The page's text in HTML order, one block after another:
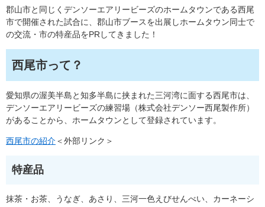
郡山市と同じくデンソーエアリービーズのホームタウンである西尾
市で開催された試合に、郡山市ブースを出展しホームタウン同士で
の交流・市の特産品をPRしてきました！
西尾市って？
愛知県の渥美半島と知多半島に挟まれた三河湾に面する西尾市は、
デンソーエアリービーズの練習場（株式会社デンソー西尾製作所）
があることから、ホームタウンとして登録されています。
西尾市の紹介＜外部リンク＞
特産品
抹茶・お茶、うなぎ、あさり、三河一色えびせんべい、カーネーシ